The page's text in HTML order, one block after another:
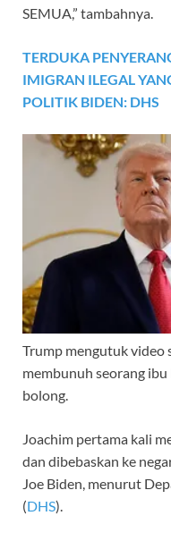
SEMUA,” tambahnya.
TERDUKA
IMIGRAN ILEGAL
POLITIK BIDEN: DHS
Trump mengutuk video
membunuh seorang
bolong.
Joachim pertama kali
dan dibebaskan ke
Joe Biden, menurut
(DHS).